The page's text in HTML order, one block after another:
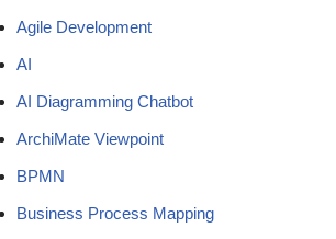
Agile Development
AI
AI Diagramming Chatbot
ArchiMate Viewpoint
BPMN
Business Process Mapping